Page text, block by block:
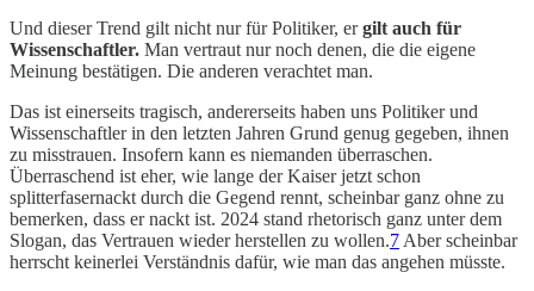
Und dieser Trend gilt nicht nur für Politiker, ergilt auch für
Wissenschaftler. Man vertraut nur noch denen, die die eigene
Meinung bestätigen. Die anderen verachtet man.
Das ist einerseits tragisch, andererseits haben uns Politiker und
Wissenschaftler in den letzten Jahren Grund genug gegeben, ihnen
zu misstrauen. Insofern kann es niemanden überraschen.
Überraschend ist eher, wie lange der Kaiser jetzt schon
splitterfasernackt durch die Gegend rennt, scheinbar ganz ohne zu
bemerken, dass er nackt ist. 2024 stand rhetorisch ganz unter dem
Slogan, das Vertrauen wieder herstellen zu wollen.7Aber scheinbar
herrscht keinerlei Verständnis dafür, wie man das angehen müsste.